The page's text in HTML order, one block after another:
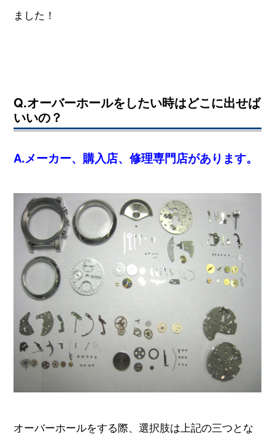
ました！
Q.オーバーホールをしたい時はどこに出せば
いいの？
A.メーカー、購入店、修理専門店があります。
オーバーホールをする際、選択肢は上記の三つとな